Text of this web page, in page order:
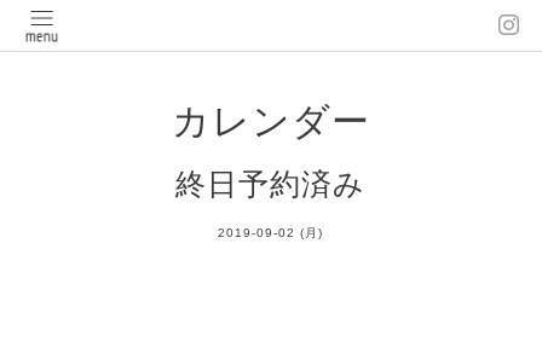
カレンダー
終日予約済み
2019-09-02 (月)